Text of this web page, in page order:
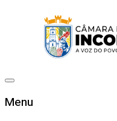
Menu